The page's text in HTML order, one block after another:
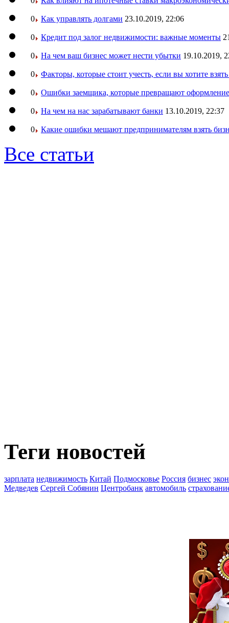
0 Как управлять долгами 23.10.2019, 22:06
0 Кредит под залог недвижимости: важные моменты
0 На чем ваш бизнес может нести убытки 19.10.2019,
0 Факторы, которые стоит учесть, если вы хотите
0 Ошибки заемщика, которые превращают оформление
0 На чем на нас зарабатывают банки 13.10.2019, 22:37
0 Какие ошибки мешают предпринимателям взять
Все статьи
Теги новостей
зарплата недвижимость Китай Подмосковье Россия бизнес
Медведев Сергей Собянин Центробанк автомобиль